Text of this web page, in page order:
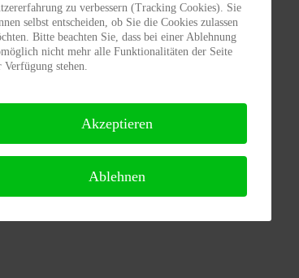
zu verbessern (Tracking Cookies). Sie
selbst entscheiden, ob Sie die Cookies zulassen
Bitte beachten Sie, dass bei einer Ablehnung
nicht mehr alle Funktionalitäten der Seite
Verfügung stehen.
Akzeptieren
Ablehnen